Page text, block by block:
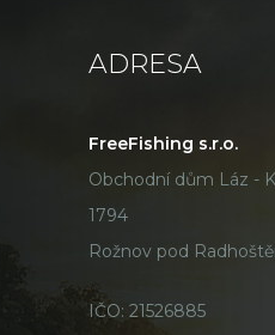
ADRESA
FreeFishing s.r.o.
Obchodní dům Láz -
1794
Rožnov pod
IČO: 21526885